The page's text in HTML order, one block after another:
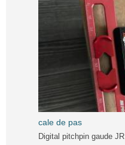
cale de pas
Digital pitchpin gaude JR